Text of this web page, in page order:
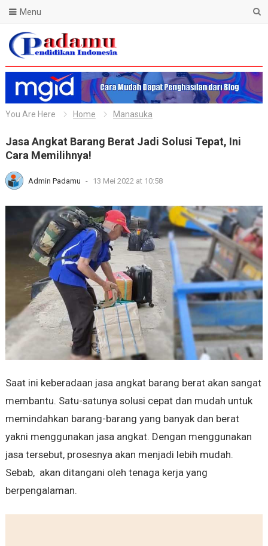
Blog Padamu
Menu
You Are Here Home Manasuka
Jasa Angkat Barang Berat Jadi Solusi Tepat, Ini
Cara Memilihnya!
Admin Padamu - 13 Mei 2022 at 10:58
Saat ini keberadaan jasa angkat barang berat akan sangat
membantu. Satu-satunya solusi cepat dan mudah untuk
memindahkan barang-barang yang banyak dan berat
yakni menggunakan jasa angkat. Dengan menggunakan
jasa tersebut, prosesnya akan menjadi lebih mudah.
Sebab, akan ditangani oleh tenaga kerja yang
berpengalaman.